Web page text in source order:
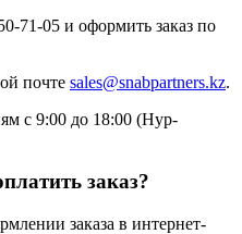
71-05 и оформить заказ по
почте sales@snabpartners.kz.
с 9:00 до 18:00 (Нур-
заказ?
заказа в интернет-